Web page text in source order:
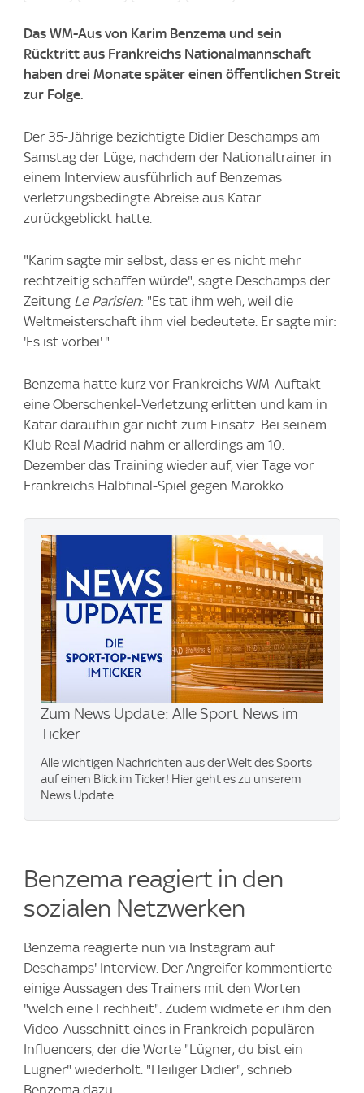
Das WM-Aus von Karim Benzema und sein
Rücktritt aus Frankreichs Nationalmannschaft
haben drei Monate später einen öffentlichen Streit
zur Folge.
Der 35-Jährige bezichtigte Didier Deschamps am
Samstag der Lüge, nachdem der Nationaltrainer in
einem Interview ausführlich auf Benzemas
verletzungsbedingte Abreise aus Katar
zurückgeblickt hatte.
"Karim sagte mir selbst, dass er es nicht mehr
rechtzeitig schaffen würde", sagte Deschamps der
Zeitung Le Parisien: "Es tat ihm weh, weil die
Weltmeisterschaft ihm viel bedeutete. Er sagte mir:
'Es ist vorbei'."
Benzema hatte kurz vor Frankreichs WM-Auftakt
eine Oberschenkel-Verletzung erlitten und kam in
Katar daraufhin gar nicht zum Einsatz. Bei seinem
Klub Real Madrid nahm er allerdings am 10.
Dezember das Training wieder auf, vier Tage vor
Frankreichs Halbfinal-Spiel gegen Marokko.
Zum News Update: Alle Sport News im
Ticker
Alle wichtigen Nachrichten aus der Welt des Sports
auf einen Blick im Ticker! Hier geht es zu unserem
News Update.
Benzema reagiert in den
sozialen Netzwerken
Benzema reagierte nun via Instagram auf
Deschamps' Interview. Der Angreifer kommentierte
einige Aussagen des Trainers mit den Worten
"welch eine Frechheit". Zudem widmete er ihm den
Video-Ausschnitt eines in Frankreich populären
Influencers, der die Worte "Lügner, du bist ein
Lügner" wiederholt. "Heiliger Didier", schrieb